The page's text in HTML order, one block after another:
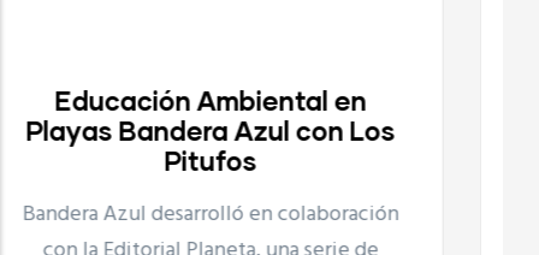
Proyecto Playas Limpias
Bandera Azul desarrolla, en colaboración
que consiste en